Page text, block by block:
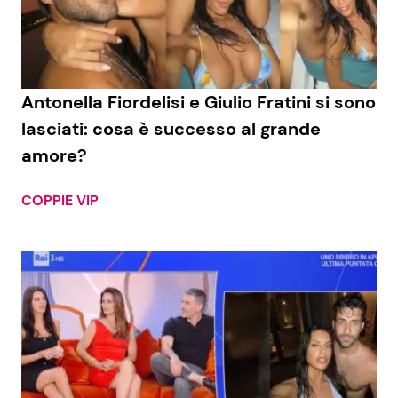
Economia
Persone Scomparse
Fiction e Serie TV
Programmi TV
News Cinema
News Musica
News Spettacolo
News dal mondo
Antonella Fiordelisi e Giulio Fratini si sono
lasciati: cosa è successo al grande
amore?
COPPIE VIP